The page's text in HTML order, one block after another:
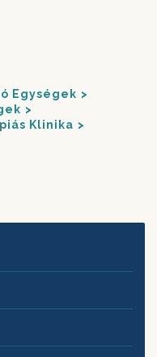
Egységek
Klinika